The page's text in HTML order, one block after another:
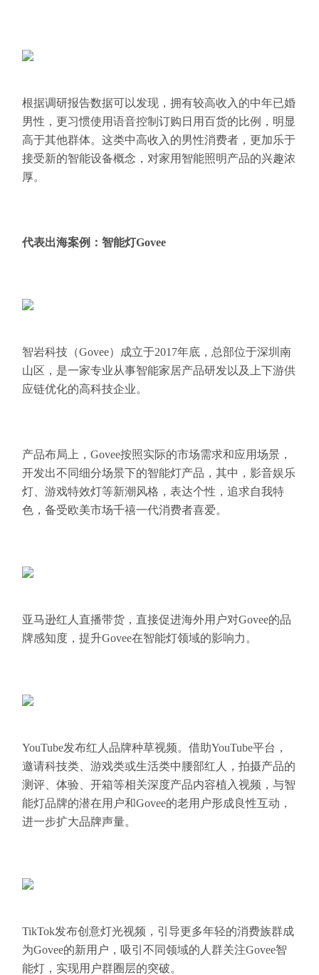
根据调研报告数据可以发现，拥有较高收入的中年已婚
男性，更习惯使用语音控制订购日用百货的比例，明显
高于其他群体。这类中高收入的男性消费者，更加乐于
接受新的智能设备概念，对家用智能照明产品的兴趣浓
厚。
代表出海案例：智能灯Govee
智岩科技（Govee）成立于2017年底，总部位于深圳南
山区，是一家专业从事智能家居产品研发以及上下游供
应链优化的高科技企业。
产品布局上，Govee按照实际的市场需求和应用场景，
开发出不同细分场景下的智能灯产品，其中，影音娱乐
灯、游戏特效灯等新潮风格，表达个性，追求自我特
色，备受欧美市场千禧一代消费者喜爱。
亚马逊红人直播带货，直接促进海外用户对Govee的品
牌感知度，提升Govee在智能灯领域的影响力。
YouTube发布红人品牌种草视频。借助YouTube平台，
邀请科技类、游戏类或生活类中腰部红人，拍摄产品的
测评、体验、开箱等相关深度产品内容植入视频，与智
能灯品牌的潜在用户和Govee的老用户形成良性互动，
进一步扩大品牌声量。
TikTok发布创意灯光视频，引导更多年轻的消费族群成
为Govee的新用户，吸引不同领域的人群关注Govee智
能灯，实现用户群圈层的突破。